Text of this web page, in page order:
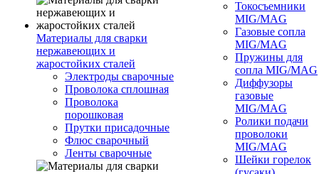
Материалы для сварки
нержавеющих и
жаростойких сталей
Электроды сварочные
Проволока сплошная
Проволока
порошковая
Прутки присадочные
Флюс сварочный
Ленты сварочные
Токосъемники
MIG/MAG
Газовые сопла
MIG/MAG
Пружины для
сопла MIG/MAG
Диффузоры
газовые
MIG/MAG
Ролики подачи
проволоки
MIG/MAG
Шейки горелок